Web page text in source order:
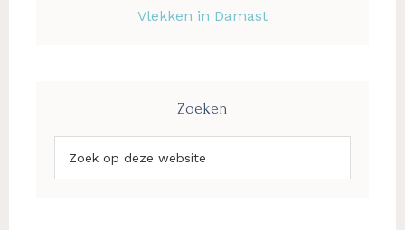
Vlekken in Damast
Zoeken
op